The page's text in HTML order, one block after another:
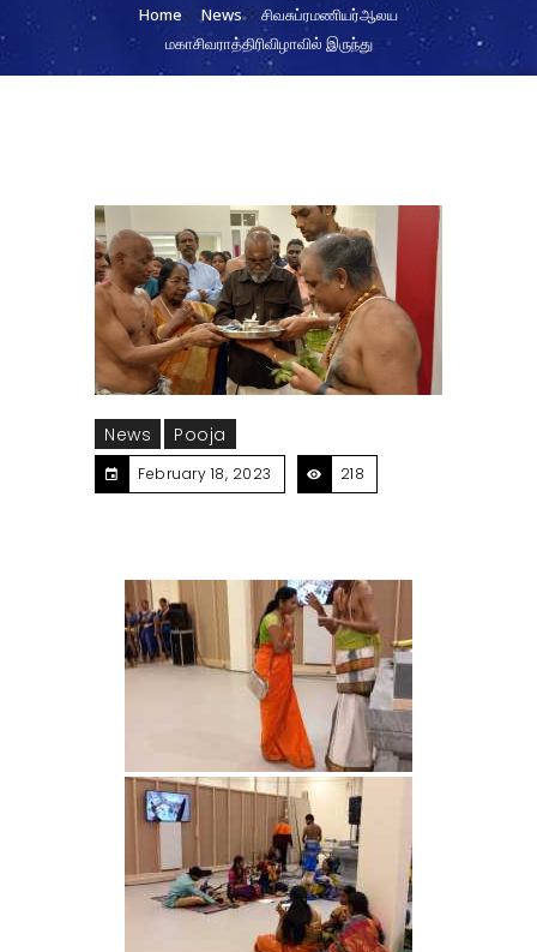
Home News
சிவசுப்ரமணியர்ஆலய
மகாசிவராத்திரிவிழாவில் இருந்து
News Pooja
February 18, 2023 218